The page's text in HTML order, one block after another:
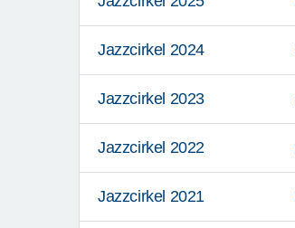
Jazzcirkel 2024
Jazzcirkel 2023
Jazzcirkel 2022
Jazzcirkel 2021